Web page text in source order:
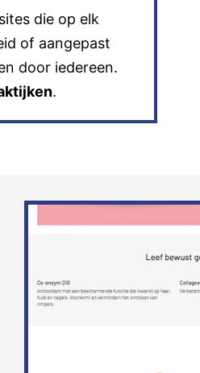
die op elk
of aangepast
door iedereen.
.